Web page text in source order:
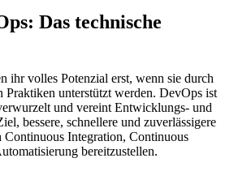
Das technische
ihr volles Potenzial erst, wenn sie durch
Praktiken unterstützt werden. DevOps ist
und vereint Entwicklungs- und
bessere, schnellere und zuverlässigere
Continuous Integration, Continuous
bereitzustellen.